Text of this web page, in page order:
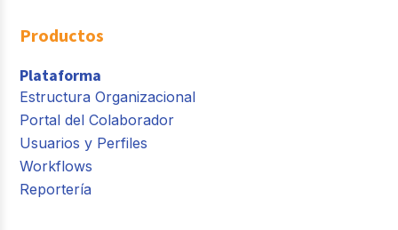
Productos
Plataforma
Estructura Organizacional
Portal del Colaborador
Usuarios y Perfiles
Workflows
Reportería